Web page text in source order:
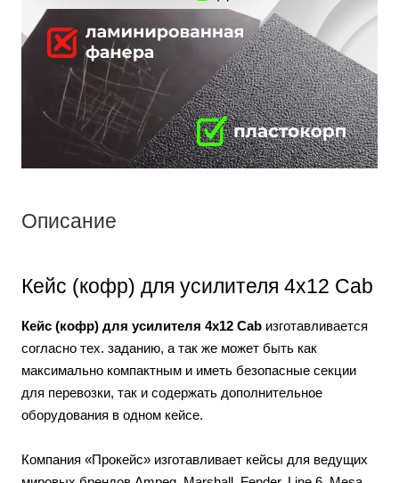
Описание
Кейс (кофр) для усилителя 4x12 Cab
Кейс (кофр) для усилителя 4x12 Cab изготавливается
согласно тех. заданию, а так же может быть как
максимально компактным и иметь безопасные секции
для перевозки, так и содержать дополнительное
оборудования в одном кейсе.
Компания «Прокейс» изготавливает кейсы для ведущих